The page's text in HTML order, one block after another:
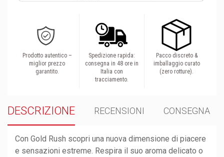
Prodotto autentico –
miglior prezzo
garantito.
Spedizione rapida:
consegna in 48 ore in
Italia con
tracciamento.
Pacco discreto &
imballaggio curato
(zero rotture).
DESCRIZIONE RECENSIONI CONSEGNA
Con Gold Rush scopri una nuova dimensione di piacere
e sensazioni estreme. Respira il suo aroma delicato o